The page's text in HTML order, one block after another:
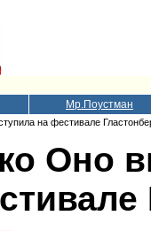
Мр.Поустман
на фестивале
Оно